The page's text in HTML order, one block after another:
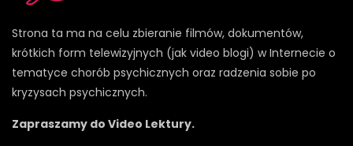
Strona ta ma na celu zbieranie filmów, dokumentów,
krótkich form telewizyjnych (jak video blogi) w Internecie o
tematyce chorób psychicznych oraz radzenia sobie po
kryzysach psychicznych.
Zapraszamy do Video Lektury.